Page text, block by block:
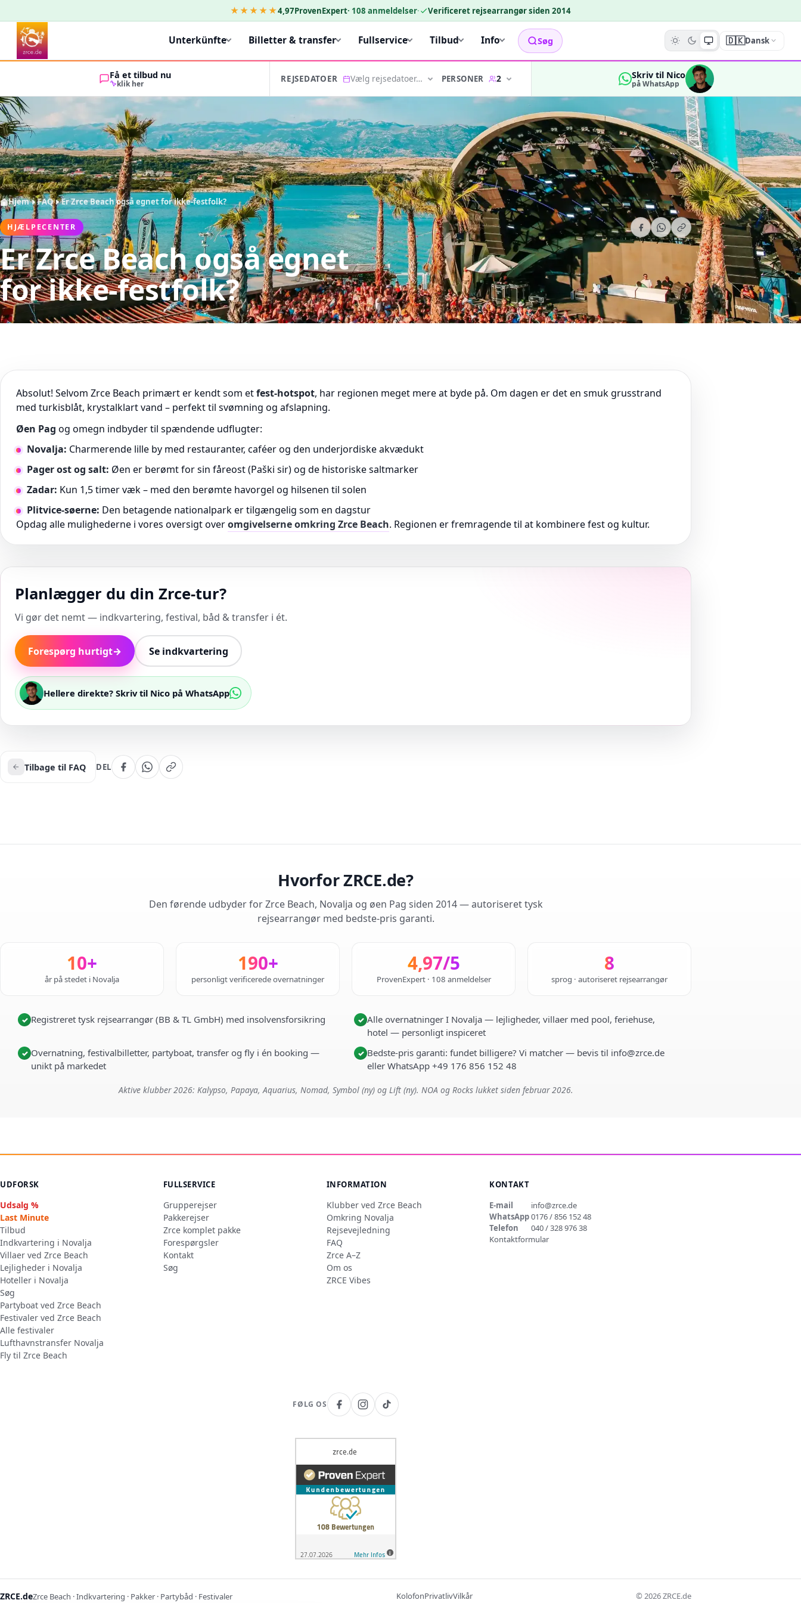
★★★★★4,97ProvenExpert· 108 anmeldelser· Verificeret rejsearrangør siden 2014
Unterkünfte Billetter & transfer Fullservice Tilbud Info Søg 🇩🇰Dansk
Få et tilbud nu
klik her REJSEDATOER Vælg rejsedatoer… PERSONER 2 Skriv til Nico
på WhatsApp
Hjem FAQ Er Zrce Beach også egnet for ikke-festfolk?
HJÆLPECENTER
Er Zrce Beach også egnet
for ikke-festfolk?
Absolut! Selvom Zrce Beach primært er kendt som etfest-hotspot, har regionen meget mere at byde på. Om dagen er det en smuk grusstrand
med turkisblåt, krystalklart vand – perfekt til svømning og afslapning.
Øen Pag og omegn indbyder til spændende udflugter:
Novalja: Charmerende lille by med restauranter, caféer og den underjordiske akvædukt
Pager ost og salt: Øen er berømt for sin fåreost (Paški sir) og de historiske saltmarker
Zadar: Kun 1,5 timer væk – med den berømte havorgel og hilsenen til solen
Plitvice-søerne: Den betagende nationalpark er tilgængelig som en dagstur
Opdag alle mulighederne i vores oversigt overomgivelserne omkring Zrce Beach. Regionen er fremragende til at kombinere fest og kultur.
Planlægger du din Zrce-tur?
Vi gør det nemt — indkvartering, festival, båd & transfer i ét.
Forespørg hurtigt→ Se indkvartering
Hellere direkte? Skriv til Nico på WhatsApp
Tilbage til FAQ DEL
Hvorfor ZRCE.de?
Den førende udbyder for Zrce Beach, Novalja og øen Pag siden 2014 — autoriseret tysk
rejsearrangør med bedste-pris garanti.
10+
år på stedet i Novalja
190+
personligt verificerede overnatninger
4,97/5
ProvenExpert · 108 anmeldelser
8
sprog · autoriseret rejsearrangør
✓ Registreret tysk rejsearrangør (BB & TL GmbH) med insolvensforsikring ✓ Alle overnatninger I Novalja — lejligheder, villaer med pool, feriehuse,
hotel — personligt inspiceret
✓ Overnatning, festivalbilletter, partyboat, transfer og fly i én booking —
unikt på markedet
✓ Bedste-pris garanti: fundet billigere? Vi matcher — bevis til info@zrce.de
eller WhatsApp +49 176 856 152 48
Aktive klubber 2026: Kalypso, Papaya, Aquarius, Nomad, Symbol (ny) og Lift (ny). NOA og Rocks lukket siden februar 2026.
UDFORSK
Udsalg %
Last Minute
Tilbud
Indkvartering i Novalja
Villaer ved Zrce Beach
Lejligheder i Novalja
Hoteller i Novalja
Søg
Partyboat ved Zrce Beach
Festivaler ved Zrce Beach
Alle festivaler
Lufthavnstransfer Novalja
Fly til Zrce Beach
FULLSERVICE
Grupperejser
Pakkerejser
Zrce komplet pakke
Forespørgsler
Kontakt
Søg
INFORMATION
Klubber ved Zrce Beach
Omkring Novalja
Rejsevejledning
FAQ
Zrce A–Z
Om os
ZRCE Vibes
KONTAKT
E-mail
info@zrce.de
WhatsApp0176 / 856 152 48
Telefon
040 / 328 976 38
Kontaktformular
FØLG OS
ZRCE.deZrce Beach · Indkvartering · Pakker · Partybåd · Festivaler KolofonPrivatlivVilkår © 2026ZRCE.de